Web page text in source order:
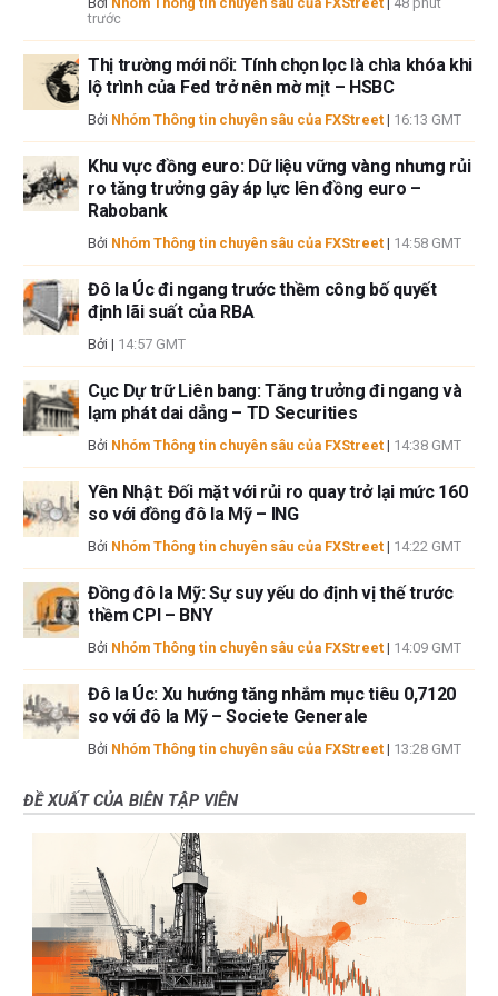
này, ngoài từ FXStreet.
giả không cam đoan về tính chính xác, đầy đủ hoặc phù hợp của thông
tin này. FXStreet và tác giả sẽ không chịu trách nhiệm về bất kỳ sai sót,
thiếu sót hoặc bất kỳ tổn thất, thương tích hoặc thiệt hại nào phát sinh từ
thông tin này và việc hiển thị hoặc sử dụng thông tin này. Ngoại trừ các
lỗi và thiếu sót.
Tác giả và FXStreet không phải là các cố vấn đầu tư đã đăng ký và không
có nội dung nào trong bài viết này nhằm mục đích tư vấn đầu tư.
trước
Thị trường mới nổi: Tính chọn lọc là chìa khóa khi
lộ trình của Fed trở nên mờ mịt – HSBC
Bởi Nhóm Thông tin chuyên sâu của FXStreet | 16:13 GMT
Khu vực đồng euro: Dữ liệu vững vàng nhưng rủi
ro tăng trưởng gây áp lực lên đồng euro –
Rabobank
Bởi Nhóm Thông tin chuyên sâu của FXStreet | 14:58 GMT
Đô la Úc đi ngang trước thềm công bố quyết
định lãi suất của RBA
Bởi | 14:57 GMT
Cục Dự trữ Liên bang: Tăng trưởng đi ngang và
lạm phát dai dẳng – TD Securities
Bởi Nhóm Thông tin chuyên sâu của FXStreet | 14:38 GMT
Yên Nhật: Đối mặt với rủi ro quay trở lại mức 160
so với đồng đô la Mỹ – ING
Bởi Nhóm Thông tin chuyên sâu của FXStreet | 14:22 GMT
Đồng đô la Mỹ: Sự suy yếu do định vị thế trước
thềm CPI – BNY
Bởi Nhóm Thông tin chuyên sâu của FXStreet | 14:09 GMT
Đô la Úc: Xu hướng tăng nhắm mục tiêu 0,7120
so với đô la Mỹ – Societe Generale
Bởi Nhóm Thông tin chuyên sâu của FXStreet | 13:28 GMT
ĐỀ XUẤT CỦA BIÊN TẬP VIÊN